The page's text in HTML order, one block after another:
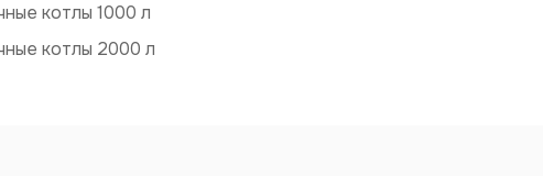
котлы 1000 л
котлы 2000 л